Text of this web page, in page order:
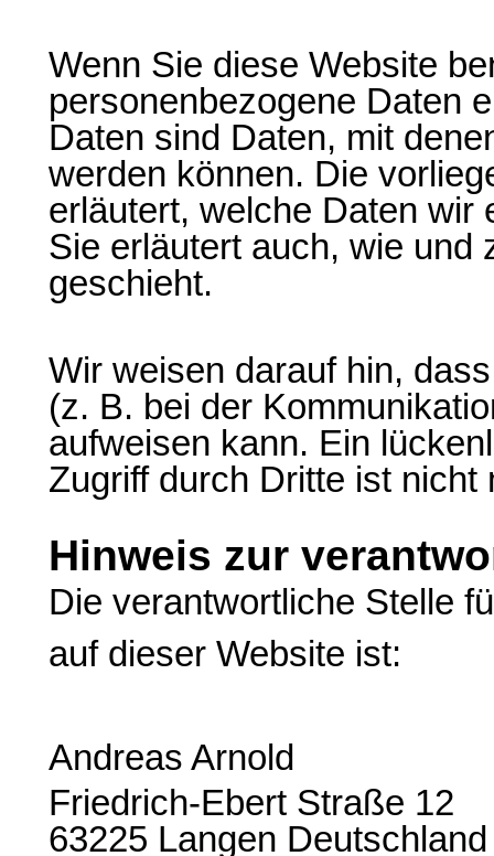
Wenn Sie diese Website
personenbezogene Daten
Daten sind Daten, mit
werden können. Die
erläutert, welche Daten wir
Sie erläutert auch, wie und
geschieht.
Wir weisen darauf hin,
(z. B. bei der
aufweisen kann. Ein
Zugriff durch Dritte ist nicht
Hinweis zur
Die verantwortliche Stelle
auf dieser Website ist:
Andreas Arnold
Friedrich-Ebert Straße 12
63225 Langen Deutschland